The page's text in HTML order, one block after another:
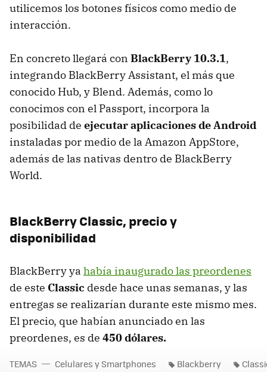
utilicemos los botones físicos como medio de
interacción.
En concreto llegará con BlackBerry 10.3.1,
integrando BlackBerry Assistant, el más que
conocido Hub, y Blend. Además, como lo
conocimos con el Passport, incorpora la
posibilidad de ejecutar aplicaciones de Android
instaladas por medio de la Amazon AppStore,
además de las nativas dentro de BlackBerry
World.
BlackBerry Classic, precio y
disponibilidad
BlackBerry ya había inaugurado las preordenes
de este Classic desde hace unas semanas, y las
entregas se realizarían durante este mismo mes.
El precio, que habían anunciado en las
preordenes, es de 450 dólares.
TEMAS Celulares y Smartphones Blackberry